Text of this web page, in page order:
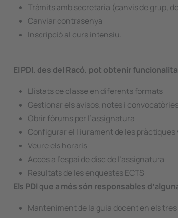
Tràmits amb secretaria (canvis de grup,
Canviar contrasenya
Inscripció al curs intensiu.
El PDI, des del Racó, pot obtenir
Llistats de classe en diferents formats
Gestionar els avisos, notes i convocatòries
Obrir fòrums per l’assignatura
Configurar el lliurament de les pràctiques
Veure els horaris
Accés a l’espai de disc de l’assignatura
Resultats de les enquestes ECTS
Els PDI que a més són responsables
Manteniment de la guia docent en els